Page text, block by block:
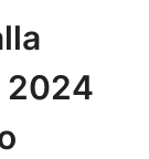
2024